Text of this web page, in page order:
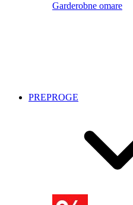
Garderobne omare
PREPROGE